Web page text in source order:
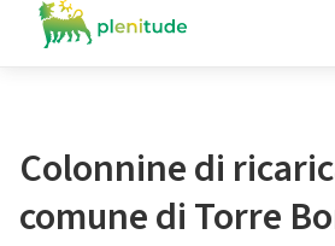
Colonnine di
comune di Torre